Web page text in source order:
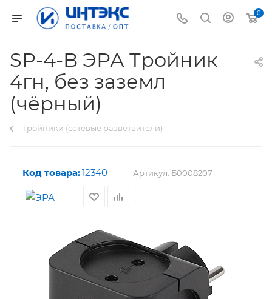
0
SP-4-B ЭРА Тройник
4гн, без заземл
(чёрный)
Тройники (сетевые разветвители)
Код товара:12340 Артикул: Б0008207